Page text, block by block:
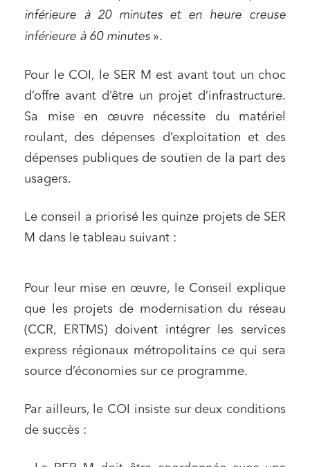
inférieure à 20 minutes et en heure creuse
inférieure à 60 minutes ».
Pour le COI, le SER M est avant tout un choc
d’offre avant d’être un projet d’infrastructure.
Sa mise en œuvre nécessite du matériel
roulant, des dépenses d’exploitation et des
dépenses publiques de soutien de la part des
usagers.
Le conseil a priorisé les quinze projets de SER
M dans le tableau suivant :
Pour leur mise en œuvre, le Conseil explique
que les projets de modernisation du réseau
(CCR, ERTMS) doivent intégrer les services
express régionaux métropolitains ce qui sera
source d’économies sur ce programme.
Par ailleurs, le COI insiste sur deux conditions
de succès :